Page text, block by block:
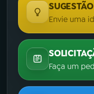
SUGESTÃO
Envie uma
Faça um